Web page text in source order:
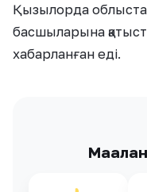
Қызылорда
басшыларына
хабарланған еді.